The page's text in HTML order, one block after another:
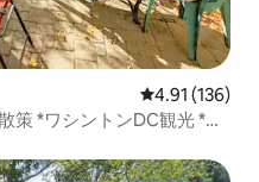
レビュー136
4.91 (136)
策 *ワシントンDC観光 *湖